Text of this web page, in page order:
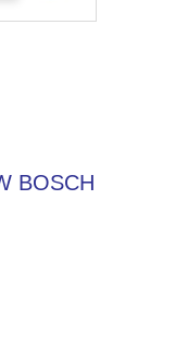
BOSCH